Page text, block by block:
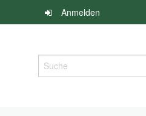
Anmelden
Suche